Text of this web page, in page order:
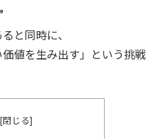
と同時に、
価値を生み出す」という挑戦